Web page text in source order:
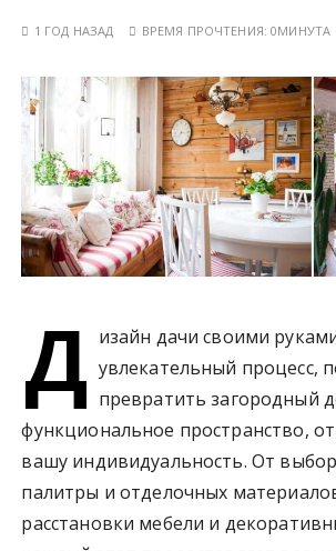
1 ГОД НАЗАД ВРЕМЯ ПРОЧТЕНИЯ:0МИНУТА
Д изайн дачи своими
увлекательный процесс,
превратить загородный
функциональное пространство,
вашу индивидуальность. От
палитры и отделочных
расстановки мебели и